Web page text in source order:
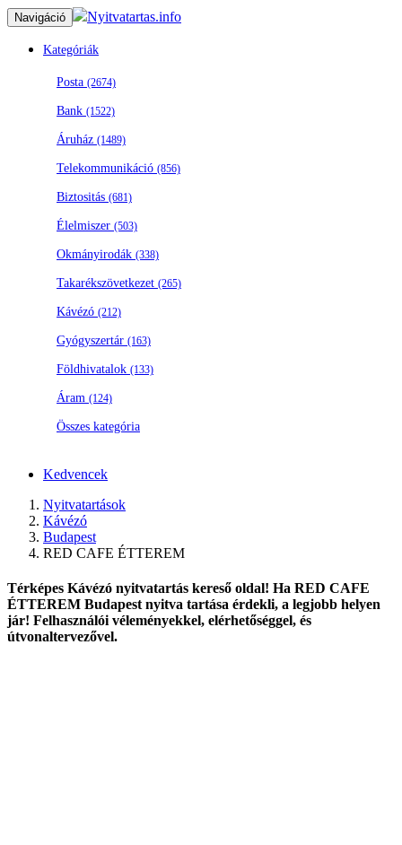
Navigáció Nyitvatartas.info
Kategóriák
Posta (2674)
Bank (1522)
Áruház (1489)
Telekommunikáció (856)
Biztositás (681)
Élelmiszer (503)
Okmányirodák (338)
Takarékszövetkezet (265)
Kávézó (212)
Gyógyszertár (163)
Földhivatalok (133)
Áram (124)
Összes kategória
Kedvencek
Nyitvatartások
Kávézó
Budapest
RED CAFE ÉTTEREM
Térképes Kávézó nyitvatartás kereső oldal! Ha RED CAFE
ÉTTEREM Budapest nyitva tartása érdekli, a legjobb helyen
jár! Felhasználói véleményekkel, elérhetőséggel, és
útvonaltervezővel.